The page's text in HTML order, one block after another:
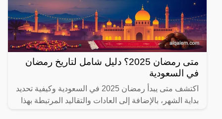
متى رمضان 2025؟ دليل شامل لتاريخ رمضان
في السعودية
اكتشف متى يبدأ رمضان 2025 في السعودية وكيفية تحديد
بداية الشهر، بالإضافة إلى العادات والتقاليد المرتبطة بهذا